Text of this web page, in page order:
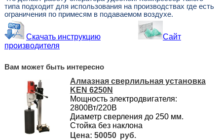
типа подходит для использования на производствах где есть
ограничения по примесям в подаваемом воздухе.
Скачать инструкцию
Сайт
производителя
Вам может быть интересно
Алмазная сверлильная установка
KEN 6250N
Мощность электродвигателя:
2800Вт/220В
Диаметр сверления до 250 мм.
Стойка без наклона
50050